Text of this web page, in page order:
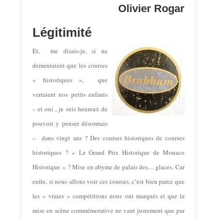
Olivier Rogar
Légitimité
Et, me disais-je, si ne
demeuraient que les courses
« historiques », que
verraient nos petits enfants
– et oui , je suis heureux de
pouvoir y penser désormais
– dans vingt ans ? Des courses historiques de courses
historiques ? « Le Grand Prix Historique de Monaco
Historique » ? Mise en abyme de palais des… glaces. Car
enfin, si nous allons voir ces courses, c’est bien parce que
les « vraies » compétitions nous ont marqués et que la
mise en scène commémorative ne vaut justement que par